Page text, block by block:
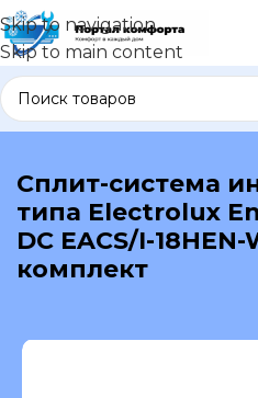
Skip to navigation
Skip to main content
В каталог
Сплит-система
типа Electrolux
DC EACS/I-
комплект